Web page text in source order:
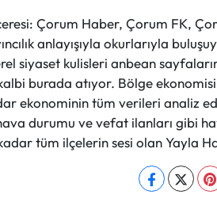
Çorum Haber, Çorum FK,
anlayışıyla okurlarıyla
siyaset kulisleri anbean
burada atıyor. Bölge
ekonominin tüm verileri analiz
durumu ve vefat ilanları gibi
tüm ilçelerin sesi olan Yayla